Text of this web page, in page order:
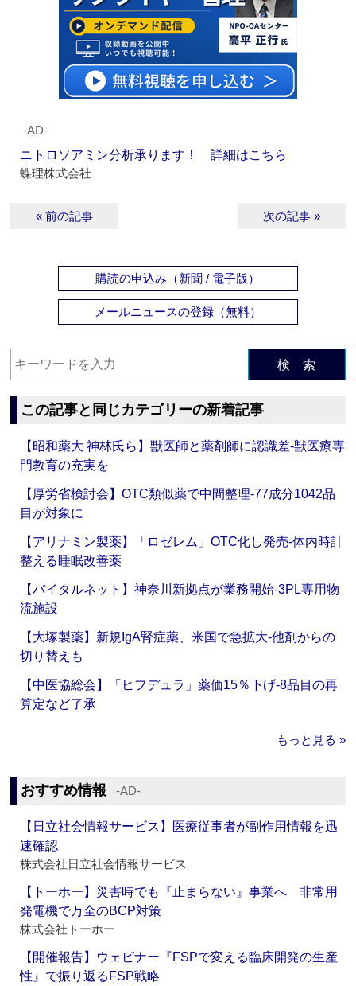
‐AD‐
ニトロソアミン分析承ります！ 詳細はこちら
蝶理株式会社
« 前の記事 次の記事 »
購読の申込み（新聞 / 電子版）
メールニュースの登録（無料）
検 索
この記事と同じカテゴリーの新着記事
【昭和薬大 神林氏ら】獣医師と薬剤師に認識差‐獣医療専
門教育の充実を
【厚労省検討会】OTC類似薬で中間整理‐77成分1042品
目が対象に
【アリナミン製薬】「ロゼレム」OTC化し発売‐体内時計
整える睡眠改善薬
【バイタルネット】神奈川新拠点が業務開始‐3PL専用物
流施設
【大塚製薬】新規IgA腎症薬、米国で急拡大‐他剤からの
切り替えも
【中医協総会】「ヒフデュラ」薬価15％下げ‐8品目の再
算定など了承
もっと見る »
おすすめ情報 ‐AD‐
【日立社会情報サービス】医療従事者が副作用情報を迅
速確認
株式会社日立社会情報サービス
【トーホー】災害時でも『止まらない』事業へ 非常用
発電機で万全のBCP対策
株式会社トーホー
【開催報告】ウェビナー『FSPで変える臨床開発の生産
性』で振り返るFSP戦略